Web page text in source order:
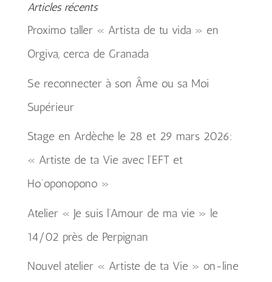
Articles récents
Proximo taller « Artista de tu vida » en
Orgiva, cerca de Granada
Se reconnecter à son Âme ou sa Moi
Supérieur
Stage en Ardèche le 28 et 29 mars 2026:
« Artiste de ta Vie avec l’EFT et
Ho’oponopono »
Atelier « Je suis l’Amour de ma vie » le
14/02 près de Perpignan
Nouvel atelier « Artiste de ta Vie » on-line